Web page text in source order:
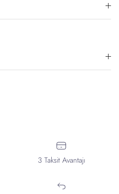
3 Taksit Avantajı